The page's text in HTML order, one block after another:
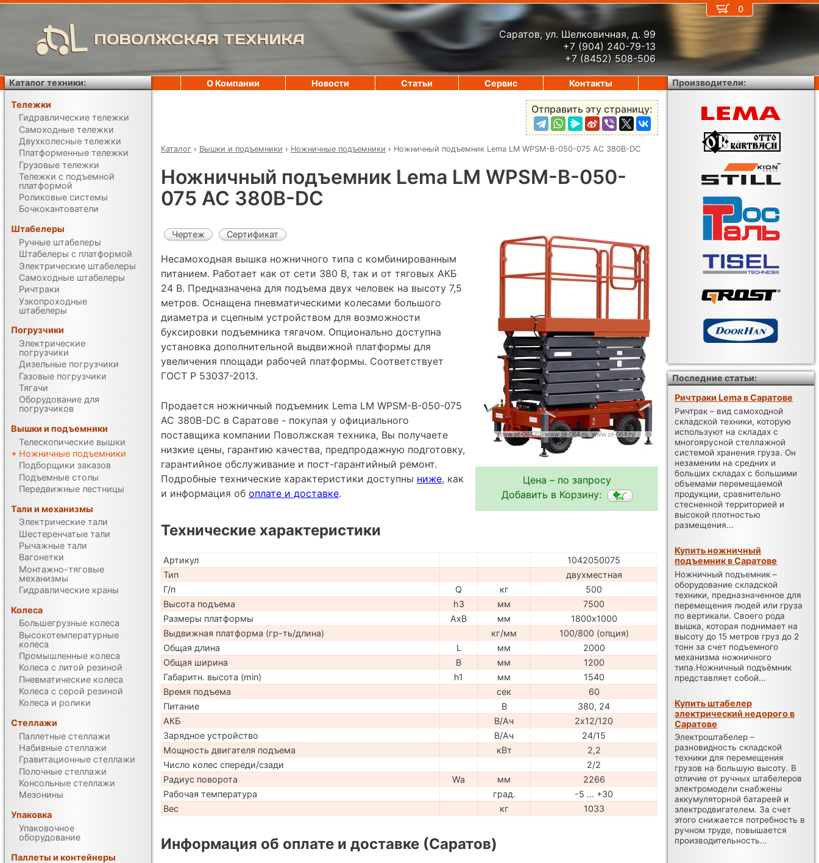
ПОВОЛЖСКАЯ ТЕХНИКА
Саратов, ул. Шелковичная, д. 99
+7 (904) 240-79-13
+7 (8452) 508-506
Отправить эту страницу:
Каталог › Вышки и подъемники › Ножничные подъемники › Ножничный подъемник Lema LM WPSM-B-050-075 AC 380В-DC
Ножничный подъемник Lema LM WPSM-B-050-
075 AC 380В-DC
Цена – по запросу
Добавить в Корзину:
Чертеж Сертификат
Несамоходная вышка ножничного типа с комбинированным
питанием. Работает как от сети 380 В, так и от тяговых АКБ
24 В. Предназначена для подъема двух человек на высоту 7,5
метров. Оснащена пневматическими колесами большого
диаметра и сцепным устройством для возможности
буксировки подъемника тягачом. Опционально доступна
установка дополнительной выдвижной платформы для
увеличения площади рабочей платформы. Соответствует
ГОСТ Р 53037-2013.
Продается ножничный подъемник Lema LM WPSM-B-050-075
AC 380В-DC в Саратове - покупая у официального
поставщика компании Поволжская техника, Вы получаете
низкие цены, гарантию качества, предпродажную подготовку,
гарантийное обслуживание и пост-гарантийный ремонт.
Подробные технические характеристики доступны ниже, как
и информация об оплате и доставке.
Технические характеристики
Артикул
1042050075
Тип
двухместная
Г/п
Q кг
500
Высота подъема
h3 мм
7500
Размеры платформы
AxB мм
1800х1000
Выдвижная платформа (гр-ть/длина)
кг/мм
100/800 (опция)
Общая длина
L мм
2000
Общая ширина
B мм
1200
Габаритн. высота (min)
h1 мм
1540
Время подъема
сек
60
Питание
В
380, 24
АКБ
В/Ач
2х12/120
Зарядное устройство
В/Ач
24/15
Мощность двигателя подъема
кВт
2,2
Число колес спереди/сзади
2/2
Радиус поворота
Wa мм
2266
Рабочая температура
град.
-5 … +30
Вес
кг 1033
Информация об оплате и доставке (Саратов)
0
О Компании Новости Статьи Сервис Контакты
Каталог техники:
Тележки
Гидравлические тележки
Самоходные тележки
Двухколесные тележки
Платформенные тележки
Грузовые тележки
Тележки с подъемной
платформой
Роликовые системы
Бочкокантователи
Штабелеры
Ручные штабелеры
Штабелеры с платформой
Электрические штабелеры
Самоходные штабелеры
Ричтраки
Узкопроходные
штабелеры
Погрузчики
Электрические
погрузчики
Дизельные погрузчики
Газовые погрузчики
Тягачи
Оборудование для
погрузчиков
Вышки и подъемники
Телескопические вышки
Ножничные подъемники
Подборщики заказов
Подъемные столы
Передвижные лестницы
Тали и механизмы
Электрические тали
Шестеренчатые тали
Рычажные тали
Вагонетки
Монтажно-тяговые
механизмы
Гидравлические краны
Колеса
Большегрузные колеса
Высокотемпературные
колеса
Промышленные колеса
Колеса с литой резиной
Пневматические колеса
Колеса с серой резиной
Колеса и ролики
Стеллажи
Паллетные стеллажи
Набивные стеллажи
Гравитационные стеллажи
Полочные стеллажи
Консольные стеллажи
Мезонины
Упаковка
Упаковочное
оборудование
Паллеты и контейнеры
Производители:
Последние статьи:
Ричтраки Lema в Саратове
Ричтрак – вид самоходной
складской техники, которую
используют на складах с
многоярусной стеллажной
системой хранения груза. Он
незаменим на средних и
больших складах с большими
объемами перемещаемой
продукции, сравнительно
стесненной территорией и
высокой плотностью
размещения...
Купить ножничный
подъемник в Саратове
Ножничный подъемник –
оборудование складской
техники, предназначенное для
перемещения людей или груза
по вертикали. Своего рода
вышка, которая поднимает на
высоту до 15 метров груз до 2
тонн за счет подъемного
механизма ножничного
типа.Ножничный подъёмник
представляет собой...
Купить штабелер
электрический недорого в
Саратове
Электроштабелер –
разновидность складской
техники для перемещения
грузов на большую высоту. В
отличие от ручных штабелеров
электромодели снабжены
аккумуляторной батареей и
электродвигателем. За счет
этого снижается потребность в
ручном труде, повышается
производительность...